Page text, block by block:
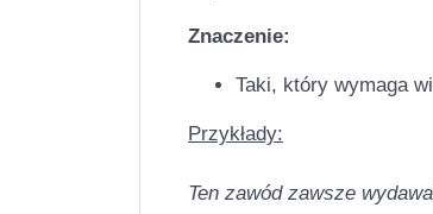
Znaczenie:
Taki, który wymaga
Przykłady:
Ten zawód zawsze